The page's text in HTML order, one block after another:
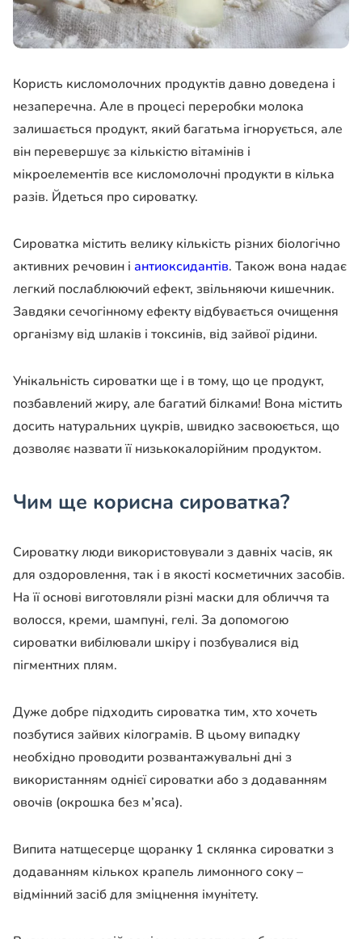
Користь кисломолочних продуктів давно доведена і
незаперечна. Але в процесі переробки молока
залишається продукт, який багатьма ігнорується, але
він перевершує за кількістю вітамінів і
мікроелементів все кисломолочні продукти в кілька
разів. Йдеться про сироватку.
Сироватка містить велику кількість різних біологічно
активних речовин і антиоксидантів. Також вона надає
легкий послаблюючий ефект, звільняючи кишечник.
Завдяки сечогінному ефекту відбувається очищення
організму від шлаків і токсинів, від зайвої рідини.
Унікальність сироватки ще і в тому, що це продукт,
позбавлений жиру, але багатий білками! Вона містить
досить натуральних цукрів, швидко засвоюється, що
дозволяє назвати її низькокалорійним продуктом.
Чим ще корисна сироватка?
Сироватку люди використовували з давніх часів, як
для оздоровлення, так і в якості косметичних засобів.
На її основі виготовляли різні маски для обличчя та
волосся, креми, шампуні, гелі. За допомогою
сироватки вибілювали шкіру і позбувалися від
пігментних плям.
Дуже добре підходить сироватка тим, хто хочеть
позбутися зайвих кілограмів. В цьому випадку
необхідно проводити розвантажувальні дні з
використанням однієї сироватки або з додаванням
овочів (окрошка без м’яса).
Випита натщесерце щоранку 1 склянка сироватки з
додаванням кількох крапель лимонного соку –
відмінний засіб для зміцнення імунітету.